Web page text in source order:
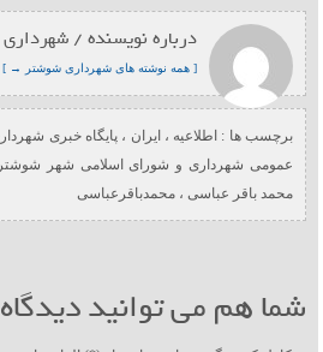
درباره نویسنده /
[ همه نوشته های شهرداری شوشتر → ]
برچسب ها : اطلاعیه ، ایران ،پایگاه خبری
عمومی شهرداری و شورای اسلامی شهر شوشتر
محمد باقر عباسی ، محمدباقرعباسی
شما هم می توانید